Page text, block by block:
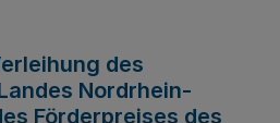
des
Nordrhein-
Förderpreises des